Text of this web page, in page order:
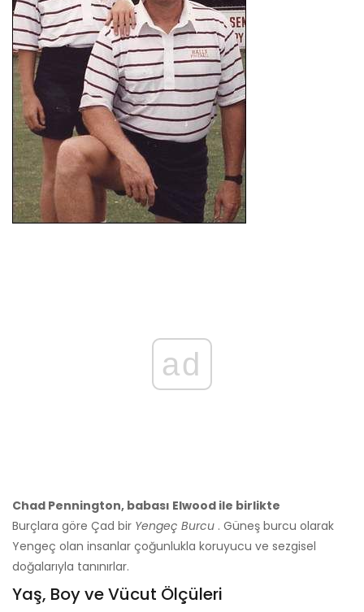
ad
Chad Pennington, babası Elwood ile birlikte
Burçlara göre Çad bir Yengeç Burcu . Güneş burcu olarak
Yengeç olan insanlar çoğunlukla koruyucu ve sezgisel
doğalarıyla tanınırlar.
Yaş, Boy ve Vücut Ölçüleri